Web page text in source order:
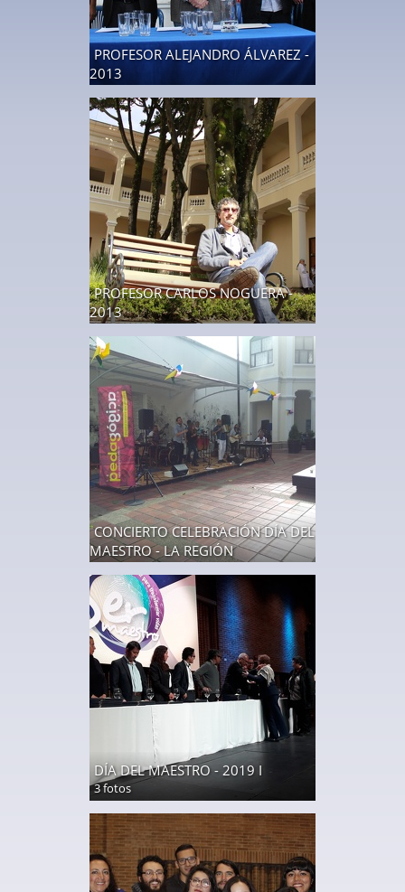
PROFESOR ALEJANDRO ÁLVAREZ -
2013
PROFESOR CARLOS NOGUERA -
2013
CONCIERTO CELEBRACIÓN DÍA DEL
MAESTRO - LA REGIÓN
DÍA DEL MAESTRO - 2019 I
3 fotos